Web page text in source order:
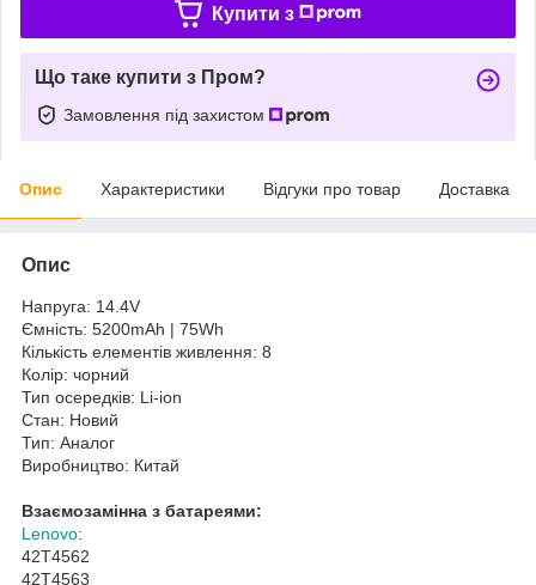
Купити з
Що таке купити з Пром?
Замовлення під захистом
Опис Характеристики Відгуки про товар Доставка
Опис
Напруга: 14.4V
Ємність: 5200mAh | 75Wh
Кількість елементів живлення: 8
Колір: чорний
Тип осередків: Li-ion
Стан: Новий
Тип: Аналог
Виробництво: Китай
Взаємозамінна з батареями:
Lenovo:
42T4562
42T4563